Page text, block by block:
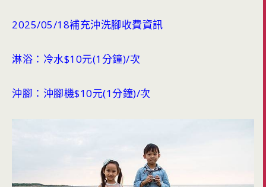
2025/05/18補充沖洗腳收費資訊
淋浴：冷水$10元(1分鐘)/次
沖腳：沖腳機$10元(1分鐘)/次